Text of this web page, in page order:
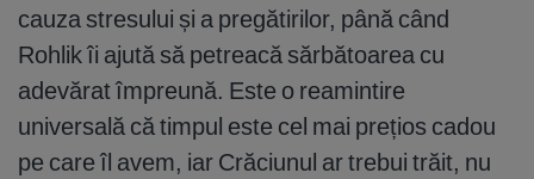
cauza stresului și a pregătirilor, până când
Rohlik îi ajută să petreacă sărbătoarea cu
adevărat împreună. Este o reamintire
universală că timpul este cel mai prețios cadou
pe care îl avem, iar Crăciunul ar trebui trăit, nu